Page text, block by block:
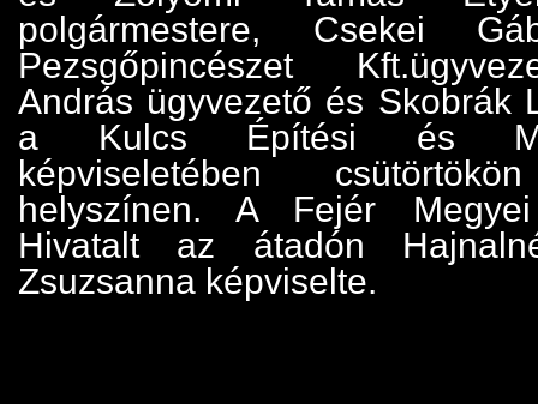
polgármestere, Csekei
Pezsgőpincészet
András ügyvezető és Skobrák
a Kulcs Építési és
képviseletében
helyszínen. A Fejér Megyei
Hivatalt az átadón
Zsuzsanna képviselte.